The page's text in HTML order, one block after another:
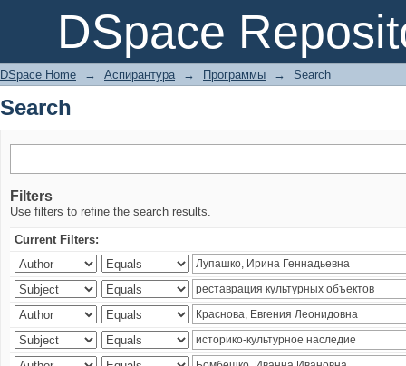
DSpace
Search
DSpace Home → Аспирантура → Программы → Search
Search
Filters
Use filters to refine the search results.
Current Filters: